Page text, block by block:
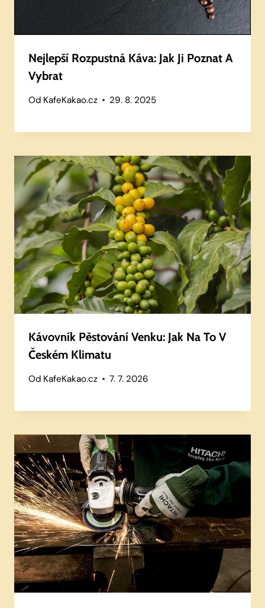
Nejlepší Rozpustná Káva: Jak Ji Poznat A
Vybrat
Od KafeKakao.cz 29. 8. 2025
Kávovník Pěstování Venku: Jak Na To V
Českém Klimatu
Od KafeKakao.cz 7. 7. 2026